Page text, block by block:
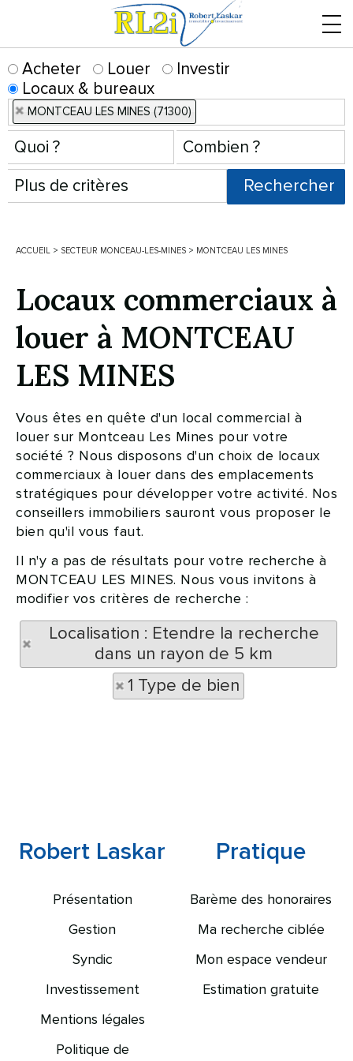
Acheter Louer
Investir
Locaux & bureaux
MONTCEAU LES MINES (71300)
ACCUEIL > SECTEUR MONCEAU-LES-MINES > MONTCEAU LES MINES
Locaux commerciaux à
louer à MONTCEAU
LES MINES
Vous êtes en quête d'un local commercial à
louer sur Montceau Les Mines pour votre
société ? Nous disposons d'un choix de locaux
commerciaux à louer dans des emplacements
stratégiques pour développer votre activité. Nos
conseillers immobiliers sauront vous proposer le
bien qu'il vous faut.
Il n'y a pas de résultats pour votre recherche à
MONTCEAU LES MINES. Nous vous invitons à
modifier vos critères de recherche :
Localisation : Etendre la recherche
dans un rayon de 5 km
1 Type de bien
Robert Laskar
Présentation
Gestion
Syndic
Investissement
Mentions légales
Politique de
Pratique
Barème des honoraires
Ma recherche ciblée
Mon espace vendeur
Estimation gratuite